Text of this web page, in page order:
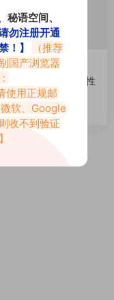
图片图集，清新与性
抖音“心动女神”
03-28
语空间、
勿注册开通
！】
（推荐
国产浏览器
使用正规邮
软、Google
收不到验证
】